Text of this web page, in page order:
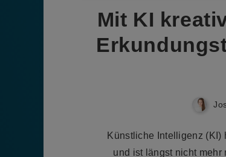
Mit KI
Künstliche Intelligenz (KI)
und ist längst nicht mehr